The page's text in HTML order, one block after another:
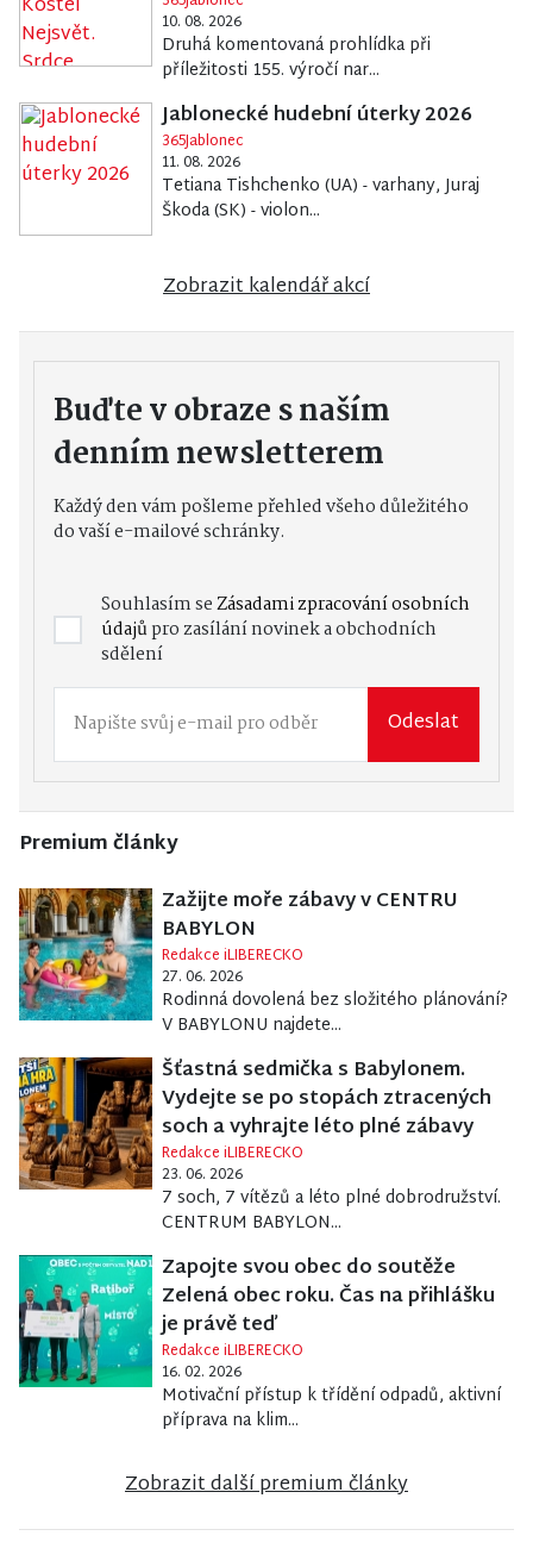
10. 08. 2026
Druhá komentovaná prohlídka při
příležitosti 155. výročí nar...
Jablonecké hudební úterky 2026
365Jablonec
11. 08. 2026
Tetiana Tishchenko (UA) - varhany, Juraj
Škoda (SK) - violon...
Zobrazit kalendář akcí
Buďte v obraze s naším
denním newsletterem
Každý den vám pošleme přehled všeho důležitého
do vaší e-mailové schránky.
Souhlasím seZásadami zpracování osobních
údajůpro zasílání novinek a obchodních
sdělení
Odeslat
Premium články
Zažijte moře zábavy v CENTRU
BABYLON
Redakce iLIBERECKO
27. 06. 2026
Rodinná dovolená bez složitého plánování?
V BABYLONU najdete...
Šťastná sedmička s Babylonem.
Vydejte se po stopách ztracených
soch a vyhrajte léto plné zábavy
Redakce iLIBERECKO
23. 06. 2026
7 soch, 7 vítězů a léto plné dobrodružství.
CENTRUM BABYLON...
Zapojte svou obec do soutěže
Zelená obec roku. Čas na přihlášku
je právě teď
Redakce iLIBERECKO
16. 02. 2026
Motivační přístup k třídění odpadů, aktivní
příprava na klim...
Zobrazit další premium články